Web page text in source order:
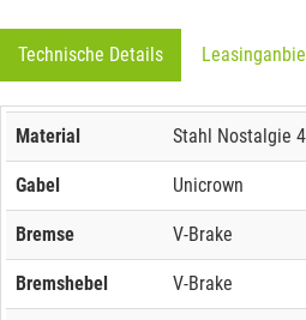
Technische Details
Material Stahl Nostalgie
Gabel Unicrown
Bremse V-Brake
Bremshebel V-Brake